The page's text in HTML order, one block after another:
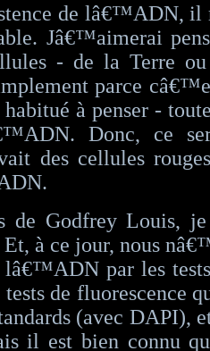
de lâ€™ADN, il
Jâ€™aimerai
- de la Terre
parce
à penser -
Donc, ce
des cellules
de Godfrey Louis,
à ce jour, nous
par les
de fluorescence
(avec DAPI),
il est bien connu